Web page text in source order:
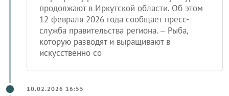
Маркировку рыб и объектов аквакультуры
продолжают в Иркутской области. Об этом
12 февраля 2026 года сообщает пресс-
служба правительства региона. – Рыба,
которую разводят и выращивают в